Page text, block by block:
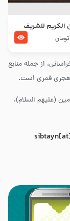
از جمله منابع
هجری قمری است.
(علیهم السلام)،
الكريم للشريف
سرّه
تومان